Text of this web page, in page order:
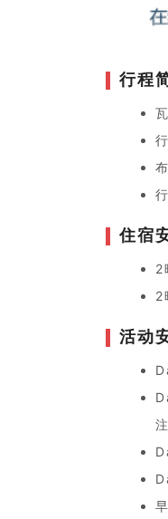
行程
住宿
2
2
活动